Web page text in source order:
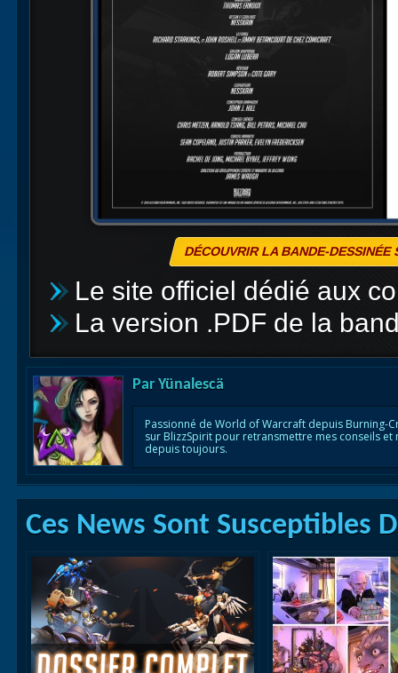
DÉCOUVRIR LA BANDE-
Le site officiel dédié aux
La version .PDF de la
Par Yünalescä
Passionné de World of Warcraft depuis Burning-
sur BlizzSpirit pour retransmettre mes conseils
depuis toujours.
Ces News Sont Susceptibles